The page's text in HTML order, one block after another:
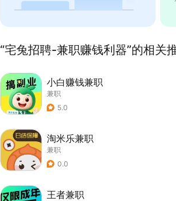
“宅兔招聘-兼职赚钱利器”的相关
小白赚钱兼职
兼职
5.0
淘米乐兼职
兼职
0.0
王者兼职